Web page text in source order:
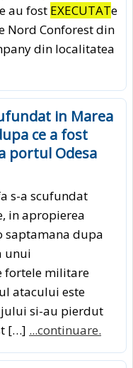
au fost EXECUTATe
Nord Conforest din
din localitatea
in Marea
ce a fost
portul Odesa
s-a scufundat
in apropierea
saptamana dupa
unui
fortele militare
atacului este
si-au pierdut
[…] ...continuare.